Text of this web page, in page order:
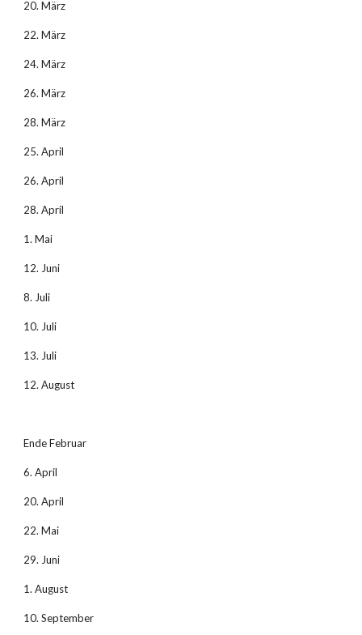
20. März
22. März
24. März
26. März
28. März
25. April
26. April
28. April
1. Mai
12. Juni
8. Juli
10. Juli
13. Juli
12. August
Ende Februar
6. April
20. April
22. Mai
29. Juni
1. August
10. September